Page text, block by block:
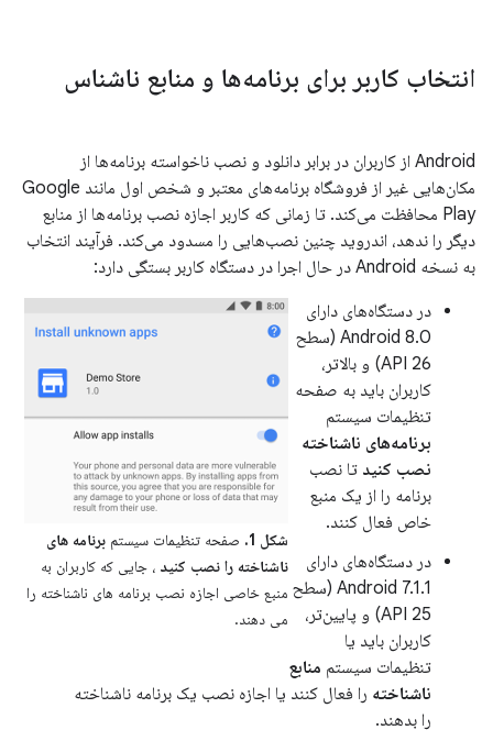
انتخاب کاربر برای برنامه‌ها و منابع ناشناس
Android از کاربران در برابر دانلود و نصب ناخواسته برنامه‌ها از
مکان‌هایی غیر از فروشگاه برنامه‌های معتبر و شخص اول مانند Google
Play محافظت می‌کند. تا زمانی که کاربر اجازه نصب برنامه‌ها از منابع
دیگر را ندهد، اندروید چنین نصب‌هایی را مسدود می‌کند. فرآیند انتخاب
به نسخه Android در حال اجرا در دستگاه کاربر بستگی دارد:
شکل 1. صفحه تنظیمات سیستم برنامه های
ناشناخته را نصب کنید ، جایی که کاربران به
منبع خاصی اجازه نصب برنامه های ناشناخته را
می دهند.
در دستگاه‌های دارای
Android 8.0 (سطح
API 26) و بالاتر،
کاربران باید به صفحه
تنظیمات سیستم
برنامه‌های ناشناخته
نصب کنید تا نصب
برنامه را از یک منبع
خاص فعال کنند.
در دستگاه‌های دارای
Android 7.1.1 (سطح
API 25) و پایین‌تر،
کاربران باید یا
تنظیمات سیستم منابع
ناشناخته را فعال کنند یا اجازه نصب یک برنامه ناشناخته
را بدهند.